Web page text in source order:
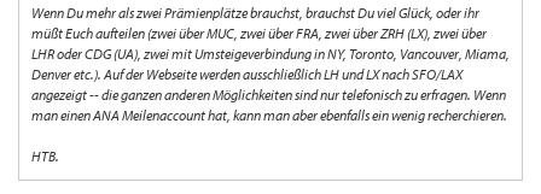
Wenn Du mehr als zwei Prämienplätze brauchst, brauchst Du viel Glück, oder ihr
müßt Euch aufteilen (zwei über MUC, zwei über FRA, zwei über ZRH (LX), zwei über
LHR oder CDG (UA), zwei mit Umsteigeverbindung in NY, Toronto, Vancouver, Miama,
Denver etc.). Auf der Webseite werden ausschließlich LH und LX nach SFO/LAX
angezeigt -- die ganzen anderen Möglichkeiten sind nur telefonisch zu erfragen. Wenn
man einen ANA Meilenaccount hat, kann man aber ebenfalls ein wenig recherchieren.
HTB.